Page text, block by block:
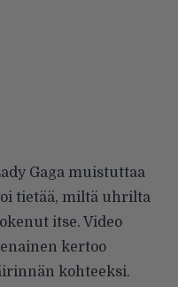
Gaga muistuttaa
tietää, miltä uhrilta
itse. Video
kertoo
kohteeksi.